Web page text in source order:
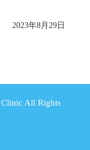
2023年8月29日
All Rights